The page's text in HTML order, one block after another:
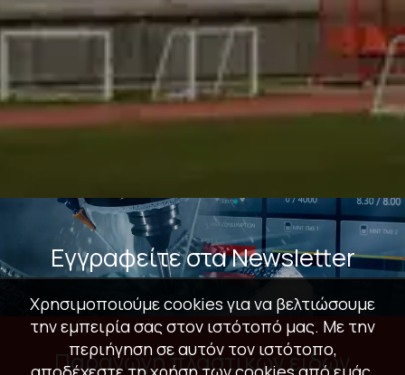
Εγγραφείτε στα Newsletter
Παραγωγή πλαστικών ειδών
Χρησιμοποιούμε cookies για να βελτιώσουμε
την εμπειρία σας στον ιστότοπό μας. Με την
περιήγηση σε αυτόν τον ιστότοπο,